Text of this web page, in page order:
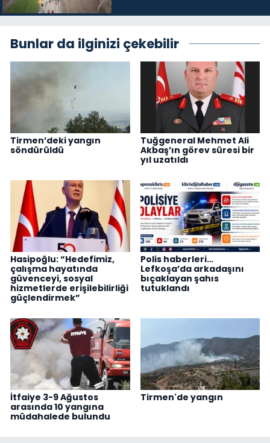
Bunlar da ilginizi çekebilir
Tirmen’deki yangın
söndürüldü
Tuğgeneral Mehmet Ali
Akbaş’ın görev süresi bir
yıl uzatıldı
Hasipoğlu: “Hedefimiz,
çalışma hayatında
güvenceyi, sosyal
hizmetlerde erişilebilirliği
güçlendirmek”
Polis haberleri…
Lefkoşa’da arkadaşını
bıçaklayan şahıs
tutuklandı
İtfaiye 3-9 Ağustos
arasında 10 yangına
müdahalede bulundu
Tirmen'de yangın